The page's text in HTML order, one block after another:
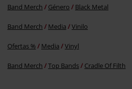
Band Merch Género Black Metal
Band Merch Media Vinilo
Ofertas % Media Vinyl
Band Merch Top Bands Cradle Of Filth